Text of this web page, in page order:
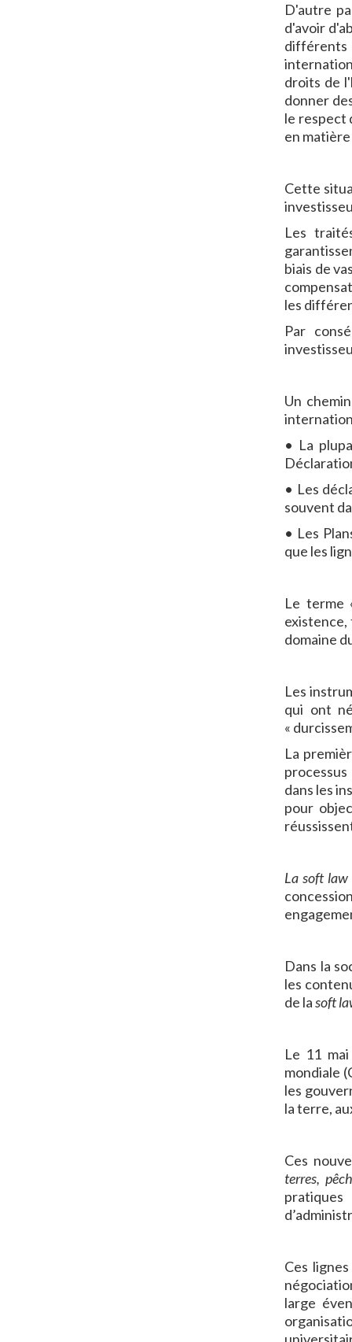
D'autre
d'avoir
droits de
donner
le respect
en
Cette
Les
biais de
les
Par
Un
• La
• Les
souvent
• Les
que les
Le terme
existence,
domaine
Les
qui ont
«
La
dans les
pour
La soft law
Dans la
les
de lasoft
Le 11
mondiale
les
la terre,
Ces
terres,
pratiques
Ces
large